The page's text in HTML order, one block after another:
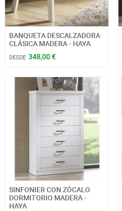
BANQUETA DESCALZADORA
CLÁSICA MADERA - HAYA
DESDE 348,00 €
SINFONIER CON ZÓCALO
DORMITORIO MADERA -
HAYA